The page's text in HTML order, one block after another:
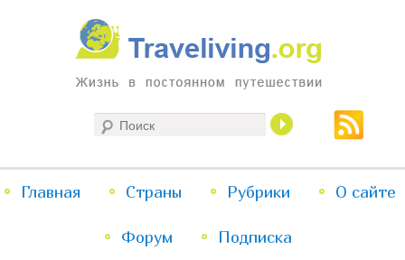
Traveliving
Жизнь в постоянном путешествии
меню
Перейти
к
Перейти
к
Главная Страны Рубрики О сайте
Форум Подписка